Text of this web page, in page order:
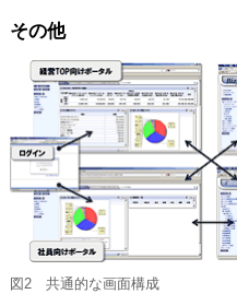
その他
図2 共通的な画面構成